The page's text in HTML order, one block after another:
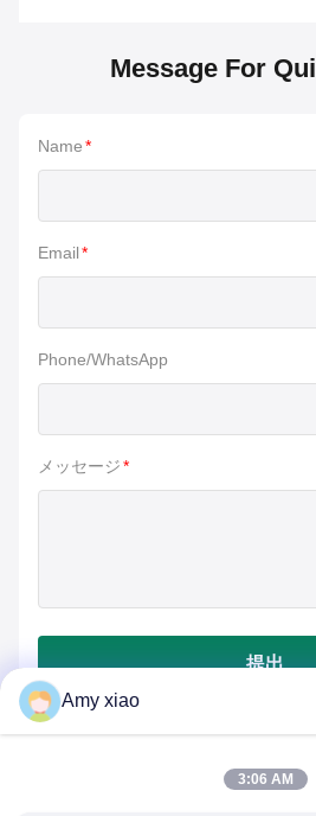
Message For
Name*
Email*
Phone/WhatsApp
メッセージ*
提出
Amy xiao
3:06 AM